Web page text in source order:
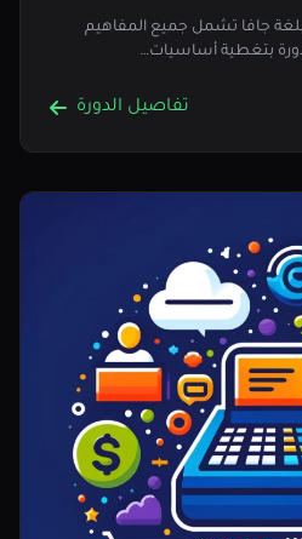
بلغة جافا تشمل جميع المفاهيم
بتغطية أساسيات…
تفاصيل الدورة